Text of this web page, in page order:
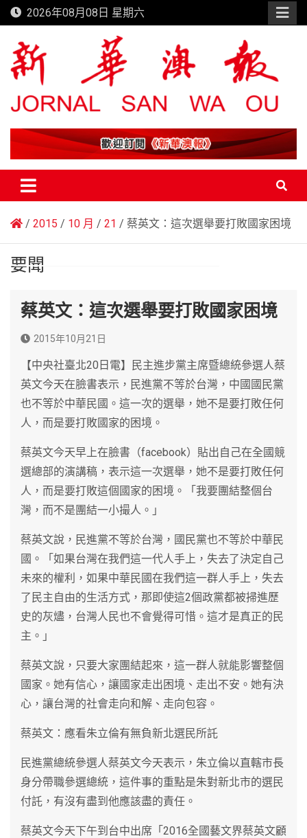
Skip
to
content
2026年08月08日 星期六
新華澳報
2015 10 月 21 蔡英文：這次選舉要打敗國家困境
要聞
蔡英文：這次選舉要打敗國家困境
2015年10月21日
【中央社臺北20日電】民主進步黨主席暨總統參選人蔡
英文今天在臉書表示，民進黨不等於台灣，中國國民黨
也不等於中華民國。這一次的選舉，她不是要打敗任何
人，而是要打敗國家的困境。
蔡英文今天早上在臉書（facebook）貼出自己在全國競
選總部的演講稿，表示這一次選舉，她不是要打敗任何
人，而是要打敗這個國家的困境。「我要團結整個台
灣，而不是團結一小撮人。」
蔡英文說，民進黨不等於台灣，國民黨也不等於中華民
國。「如果台灣在我們這一代人手上，失去了決定自己
未來的權利，如果中華民國在我們這一群人手上，失去
了民主自由的生活方式，那即使這2個政黨都被掃進歷
史的灰燼，台灣人民也不會覺得可惜。這才是真正的民
主。」
蔡英文說，只要大家團結起來，這一群人就能影響整個
國家。她有信心，讓國家走出困境、走出不安。她有決
心，讓台灣的社會走向和解、走向包容。
蔡英文：應看朱立倫有無負新北選民所託
民進黨總統參選人蔡英文今天表示，朱立倫以直轄市長
身分帶職參選總統，這件事的重點是朱對新北市的選民
付託，有沒有盡到他應該盡的責任。
蔡英文今天下午到台中出席「2016全國藝文界蔡英文顧